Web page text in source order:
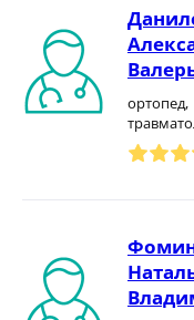
ортопед,